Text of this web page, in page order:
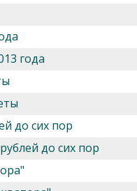
года
до сих пор
до сих пор